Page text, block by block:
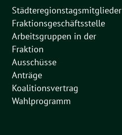
Städteregionstagsmitglieder
Fraktionsgeschäftsstelle
Arbeitsgruppen in der
Fraktion
Ausschüsse
Anträge
Koalitionsvertrag
Wahlprogramm